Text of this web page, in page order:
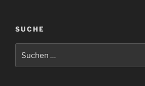
SUCHE
nach: